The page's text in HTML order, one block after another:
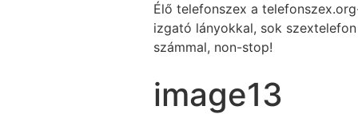
Élő telefonszex a
izgató lányokkal, sok szextelefon
számmal, non-stop!
image13